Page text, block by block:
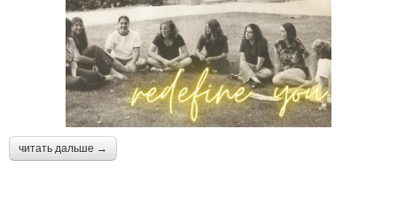
читать дальше →